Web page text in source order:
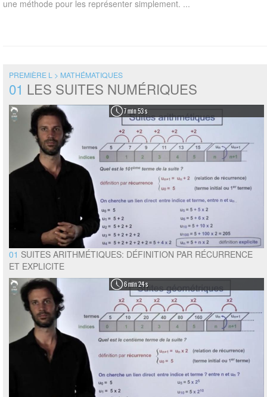
une méthode pour les représenter simplement. ...
PREMIÈRE L > MATHÉMATIQUES
01 LES SUITES NUMÉRIQUES
7 min 53 s
01 SUITES ARITHMÉTIQUES: DÉFINITION PAR RÉCURRENCE
ET EXPLICITE
6 min 24 s